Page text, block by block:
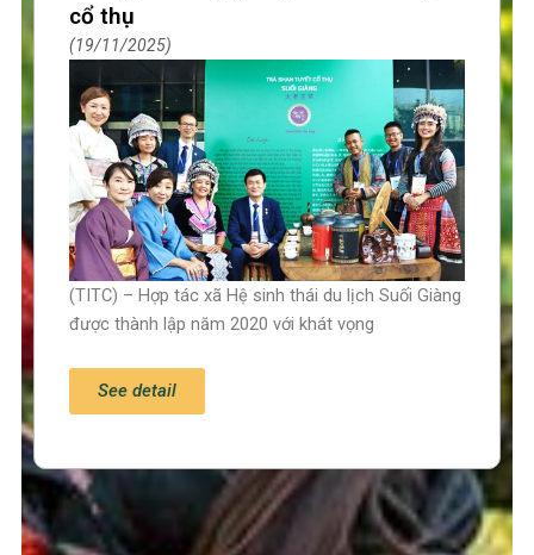
Trang chủ
cổ thụ
19/11/2025
(TITC) – Hợp tác xã Hệ sinh thái du lịch Suối Giàng
được thành lập năm 2020 với khát vọng
See detail